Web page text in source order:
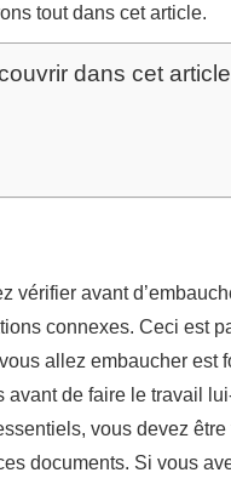
tout dans cet article.
dans cet
vérifier avant
connexes. Ceci est
allez embaucher est
avant de faire le travail
vous devez
documents. Si vous